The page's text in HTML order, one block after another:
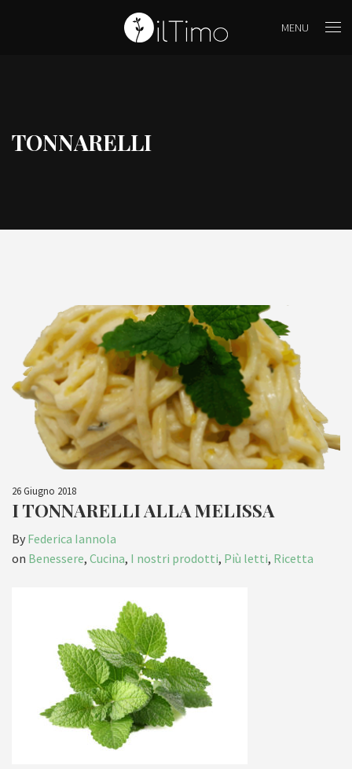
MENU
TONNARELLI
26 Giugno 2018
I TONNARELLI ALLA MELISSA
By Federica Iannola
on Benessere, Cucina, I nostri prodotti, Più letti, Ricetta